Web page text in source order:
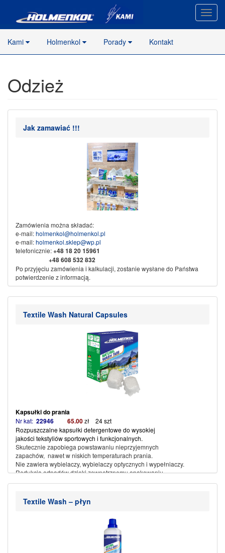
strony
Kami
Holmenkol Porady Kontakt
Odzież
Jak zamawiać !!!
Zamówienia można składać:
e-mail:holmenkol@holmenkol.pl
e-mail:holmenkol.sklep@wp.pl
telefonicznie:+4818 20 15961
+48 608 532 832
Po przyjęciu zamówienia i kalkulacji, zostanie wysłane do Państwa
potwierdzenie z informacją.
Nikliński Jacek Export Import KAMIw spadku
71 1600 1042 0002 0142 3523 3001
Ze sportowym pozdrowieniemKAMI SPORT
Textile Wash Natural Capsules
Kapsułki do prania
Nr kat: 22946 65.00zł 24 szt
Rozpuszczalne kapsułki detergentowe do wysokiej
jakości tekstyliów sportowych i funkcjonalnych.
Skutecznie zapobiega powstawaniu nieprzyjemnych
zapachów, nawet w niskich temperaturach prania.
Nie zawiera wybielaczy, wybielaczy optycznych i wypełniaczy.
Redukcja odpadów dzięki zewnętrznemu opakowaniu
Przechowywać w miejscu niedostępnym dla dzieci
Textile Wash – płyn